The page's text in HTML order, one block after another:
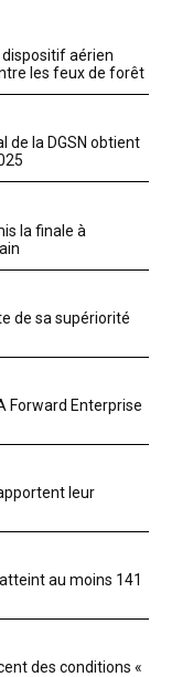
dispositif aérien
les feux de forêt
de la DGSN obtient
la finale à
de sa supériorité
Forward Enterprise
leur
au moins 141
des conditions «